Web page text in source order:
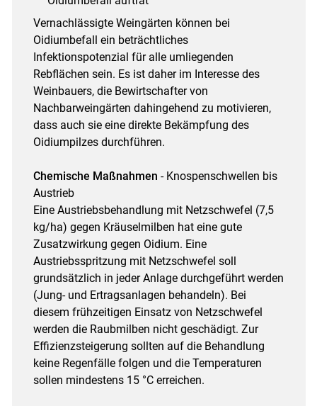
Vernachlässigte Weingärten können bei
Oidiumbefall ein beträchtliches
Infektionspotenzial für alle umliegenden
Rebflächen sein. Es ist daher im Interesse des
Weinbauers, die Bewirtschafter von
Nachbarweingärten dahingehend zu motivieren,
dass auch sie eine direkte Bekämpfung des
Oidiumpilzes durchführen.
Chemische Maßnahmen - Knospenschwellen bis
Austrieb
Eine Austriebsbehandlung mit Netzschwefel (7,5
kg/ha) gegen Kräuselmilben hat eine gute
Zusatzwirkung gegen Oidium. Eine
Austriebsspritzung mit Netzschwefel soll
grundsätzlich in jeder Anlage durchgeführt werden
(Jung- und Ertragsanlagen behandeln). Bei
diesem frühzeitigen Einsatz von Netzschwefel
werden die Raubmilben nicht geschädigt. Zur
Effizienzsteigerung sollten auf die Behandlung
keine Regenfälle folgen und die Temperaturen
sollen mindestens 15 °C erreichen.